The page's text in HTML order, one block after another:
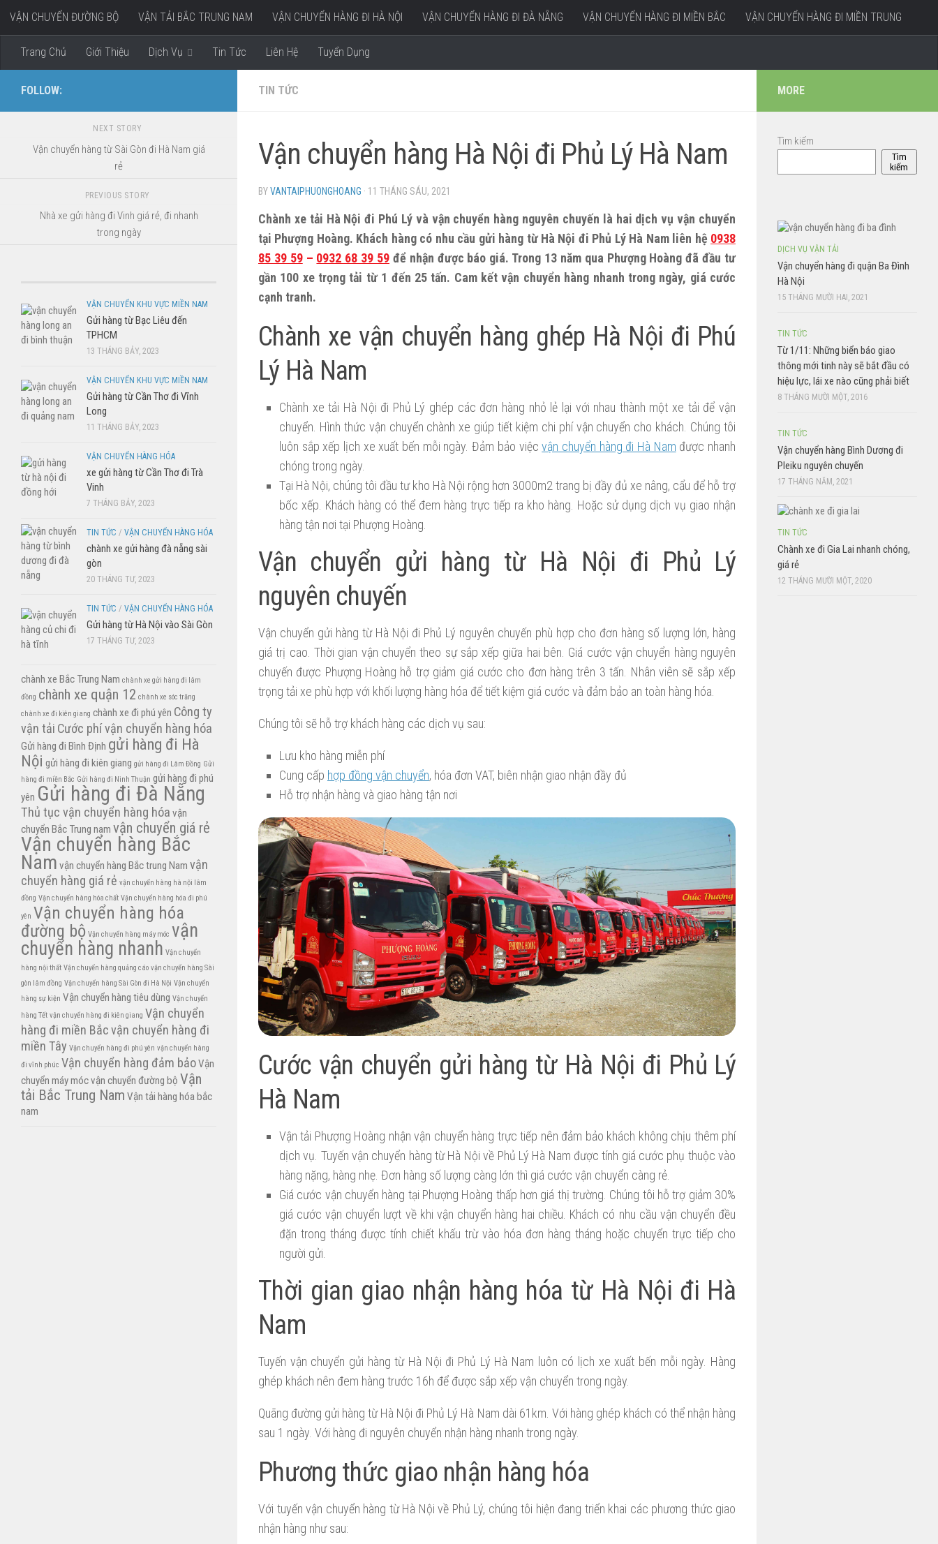
Skip to content
VẬN CHUYỂN ĐƯỜNG BỘ VẬN TẢI BẮC TRUNG NAM VẬN CHUYỂN HÀNG ĐI HÀ NỘI VẬN CHUYỂN HÀNG ĐI ĐÀ NẴNG VẬN CHUYỂN HÀNG ĐI MIỀN BẮC VẬN CHUYỂN HÀNG ĐI MIỀN TRUNG
VẬN CHUYỂN HÀNG ĐI MIỀN TÂY
Trang Chủ Giới Thiệu Dịch Vụ Tin Tức Liên Hệ Tuyển Dụng
TIN TỨC
Vận chuyển hàng Hà Nội đi Phủ Lý Hà Nam
BYVANTAIPHUONGHOANG · 11 THÁNG SÁU, 2021
Chành xe tải Hà Nội đi Phú Lý và vận chuyển hàng nguyên chuyến là hai dịch vụ vận chuyển
tại Phượng Hoàng. Khách hàng có nhu cầu gửi hàng từ Hà Nội đi Phủ Lý Hà Nam liên hệ 0938
85 39 59– 0932 68 39 59 để nhận được báo giá. Trong 13 năm qua Phượng Hoàng đã đầu tư
gần 100 xe trọng tải từ 1 đến 25 tấn. Cam kết vận chuyển hàng nhanh trong ngày, giá cước
cạnh tranh.
Chành xe vận chuyển hàng ghép Hà Nội đi Phú
Lý Hà Nam
Chành xe tải Hà Nội đi Phủ Lý ghép các đơn hàng nhỏ lẻ lại với nhau thành một xe tải để vận
chuyển. Hình thức vận chuyển chành xe giúp tiết kiệm chi phí vận chuyển cho khách. Chúng tôi
luôn sắp xếp lịch xe xuất bến mỗi ngày. Đảm bảo việcvận chuyển hàng đi Hà Nam được nhanh
chóng trong ngày.
Tại Hà Nội, chúng tôi đầu tư kho Hà Nội rộng hơn 3000m2 trang bị đầy đủ xe nâng, cẩu để hỗ trợ
bốc xếp. Khách hàng có thể đem hàng trực tiếp ra kho hàng. Hoặc sử dụng dịch vụ giao nhận
hàng tận nơi tại Phượng Hoàng.
Vận chuyển gửi hàng từ Hà Nội đi Phủ Lý
nguyên chuyến
Vận chuyển gửi hàng từ Hà Nội đi Phủ Lý nguyên chuyến phù hợp cho đơn hàng số lượng lớn, hàng
giá trị cao. Thời gian vận chuyển theo sự sắp xếp giữa hai bên. Giá cước vận chuyển hàng nguyên
chuyến được Phượng Hoàng hỗ trợ giảm giá cước cho đơn hàng trên 3 tấn. Nhân viên sẽ sắp xếp
trọng tải xe phù hợp với khối lượng hàng hóa để tiết kiệm giá cước và đảm bảo an toàn hàng hóa.
Chúng tôi sẽ hỗ trợ khách hàng các dịch vụ sau:
Lưu kho hàng miễn phí
Cung cấp hợp đồng vận chuyển, hóa đơn VAT, biên nhận giao nhận đầy đủ
Hỗ trợ nhận hàng và giao hàng tận nơi
Cước vận chuyển gửi hàng từ Hà Nội đi Phủ Lý
Hà Nam
Vận tải Phượng Hoàng nhận vận chuyển hàng trực tiếp nên đảm bảo khách không chịu thêm phí
dịch vụ. Tuyến vận chuyển hàng từ Hà Nội về Phủ Lý Hà Nam được tính giá cước phụ thuộc vào
hàng nặng, hàng nhẹ. Đơn hàng số lượng càng lớn thì giá cước vận chuyển càng rẻ.
Giá cước vận chuyển hàng tại Phượng Hoàng thấp hơn giá thị trường. Chúng tôi hỗ trợ giảm 30%
giá cước vận chuyển lượt về khi vận chuyển hàng hai chiều. Khách có nhu cầu vận chuyển đều
đặn trong tháng được tính chiết khấu trừ vào hóa đơn hàng tháng hoặc chuyển trực tiếp cho
người gửi.
Thời gian giao nhận hàng hóa từ Hà Nội đi Hà
Nam
Tuyến vận chuyển gửi hàng từ Hà Nội đi Phủ Lý Hà Nam luôn có lịch xe xuất bến mỗi ngày. Hàng
ghép khách nên đem hàng trước 16h để được sắp xếp vận chuyển trong ngày.
Quãng đường gửi hàng từ Hà Nội đi Phủ Lý Hà Nam dài 61km. Với hàng ghép khách có thể nhận hàng
sau 1 ngày. Với hàng đi nguyên chuyển nhận hàng nhanh trong ngày.
Phương thức giao nhận hàng hóa
Với tuyến vận chuyển hàng từ Hà Nội về Phủ Lý, chúng tôi hiện đang triển khai các phương thức giao
nhận hàng như sau:
FOLLOW:
NEXT STORY
Vận chuyển hàng từ Sài Gòn đi Hà Nam giá
rẻ
PREVIOUS STORY
Nhà xe gửi hàng đi Vinh giá rẻ, đi nhanh
trong ngày
VẬN CHUYỂN KHU VỰC MIỀN NAM
Gửi hàng từ Bạc Liêu đến
TPHCM
13 THÁNG BẢY, 2023
VẬN CHUYỂN KHU VỰC MIỀN NAM
Gửi hàng từ Cần Thơ đi Vĩnh
Long
11 THÁNG BẢY, 2023
VẬN CHUYỂN HÀNG HÓA
xe gửi hàng từ Cần Thơ đi Trà
Vinh
7 THÁNG BẢY, 2023
TIN TỨC / VẬN CHUYỂN HÀNG HÓA
chành xe gửi hàng đà nẵng sài
gòn
20 THÁNG TƯ, 2023
TIN TỨC / VẬN CHUYỂN HÀNG HÓA
Gửi hàng từ Hà Nội vào Sài Gòn
17 THÁNG TƯ, 2023
chành xe Bắc Trung Nam chành xe gửi hàng đi lâm
đồng chành xe quận 12 chành xe sóc trăng
chành xe đi kiên giang chành xe đi phú yên Công ty
vận tải Cước phí vận chuyển hàng hóa
Gửi hàng đi Bình Định gửi hàng đi Hà
Nội gửi hàng đi kiên giang gửi hàng đi Lâm Đồng Gửi
hàng đi miền Bắc Gửi hàng đi Ninh Thuận gửi hàng đi phú
yên Gửi hàng đi Đà Nẵng
Thủ tục vận chuyển hàng hóa vận
chuyển Bắc Trung nam vận chuyển giá rẻ
Vận chuyển hàng Bắc
Nam vận chuyển hàng Bắc trung Nam vận
chuyển hàng giá rẻ vận chuyển hàng hà nội lâm
đồng Vận chuyển hàng hóa chất Vận chuyển hàng hóa đi phú
yên Vận chuyển hàng hóa
đường bộ Vận chuyển hàng máy móc vận
chuyển hàng nhanh Vận chuyển
hàng nội thất Vận chuyển hàng quảng cáo vận chuyển hàng Sài
gòn lâm đồng Vận chuyển hàng Sài Gòn đi Hà Nội Vận chuyển
hàng sự kiện Vận chuyển hàng tiêu dùng Vận chuyển
hàng Tết vận chuyển hàng đi kiên giang Vận chuyển
hàng đi miền Bắcvận chuyển hàng đi
miền Tây Vận chuyển hàng đi phú yên vận chuyển hàng
đi vĩnh phúc Vận chuyển hàng đảm bảoVận
chuyển máy mócvận chuyển đường bộ Vận
tải Bắc Trung Nam Vận tải hàng hóa bắc
nam
MORE
Tìm kiếm
Tìm
kiếm
DỊCH VỤ VẬN TẢI
Vận chuyển hàng đi quận Ba Đình
Hà Nội
15 THÁNG MƯỜI HAI, 2021
TIN TỨC
Từ 1/11: Những biển báo giao
thông mới tinh này sẽ bắt đầu có
hiệu lực, lái xe nào cũng phải biết
8 THÁNG MƯỜI MỘT, 2016
TIN TỨC
Vận chuyển hàng Bình Dương đi
Pleiku nguyên chuyến
17 THÁNG NĂM, 2021
TIN TỨC
Chành xe đi Gia Lai nhanh chóng,
giá rẻ
12 THÁNG MƯỜI MỘT, 2020